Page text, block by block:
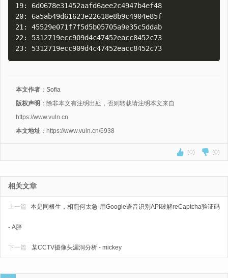
19: 6d0678e31452aafd6aee2c4947b4ef48
20: 6a5ab49d61623e22618e8b9c4904e85f
21: 45529e071f7f5d5b05705a9e35c5ddab
22: 5312719ecc909d4c47452eacc8452c73
本文作者 ： Sofia
版权声明 ：除非本文有注明出处，否则转载请注明本文来自
https://www.vuln.cn
本文地址 ：https://www.vuln.cn/6938
(0) (0)
相关文章
上一篇 本是同根生，相煎何太急-用Google语音识别API破解reCaptcha验证码
- A胖
某CCTV摄像头漏洞分析 - mickey
下一篇